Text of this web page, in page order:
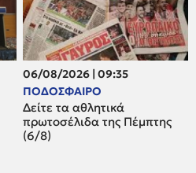
06/08/2026 | 09:35
ΠΟΔΟΣΦΑΙΡΟ
Δείτε τα αθλητικά
πρωτοσέλιδα της Πέμπτης
(6/8)